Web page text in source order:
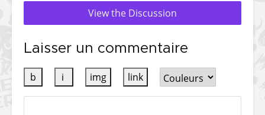
View the Discussion
Laisser un commentaire